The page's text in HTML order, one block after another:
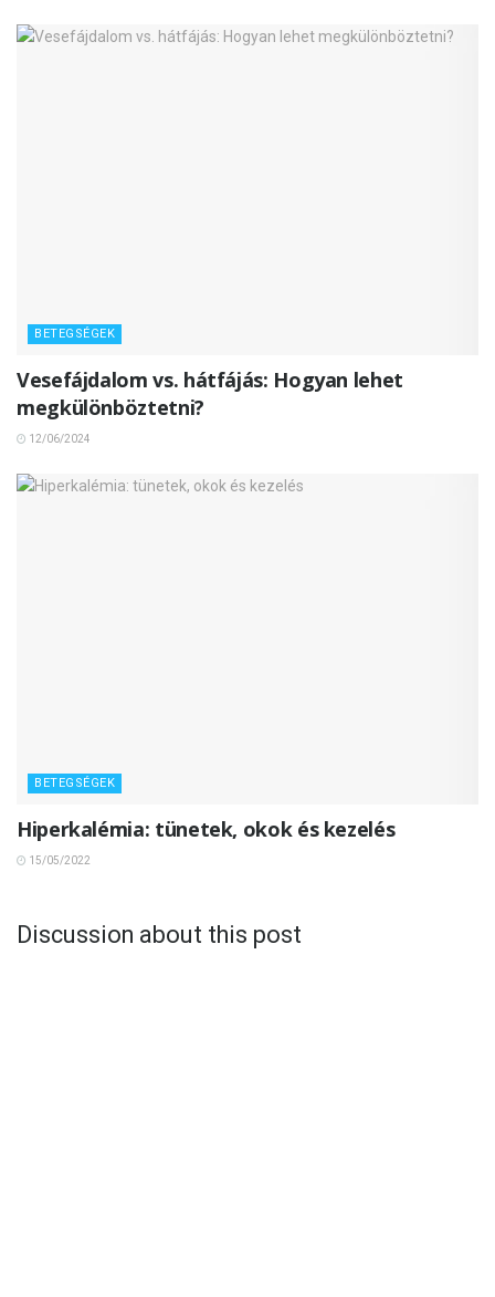
BETEGSÉGEK
Vesefájdalom vs. hátfájás: Hogyan lehet
megkülönböztetni?
12/06/2024
BETEGSÉGEK
Hiperkalémia: tünetek, okok és kezelés
15/05/2022
Discussion about this post